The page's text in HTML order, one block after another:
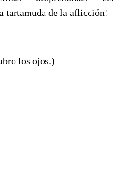
tartamuda de la aflicción!
los ojos.)